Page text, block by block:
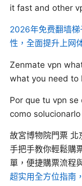
it fast and other
2026年免费翻墙
性，全面提升上网
Zenmate vpn
what you need to
Por que tu vpn
como
故宮博物院門票 北
手把手教你輕鬆購
單，便捷購票流程
超实用全方位指南